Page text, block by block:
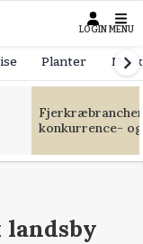
LOGIN MENU
Planter
konkurrence-